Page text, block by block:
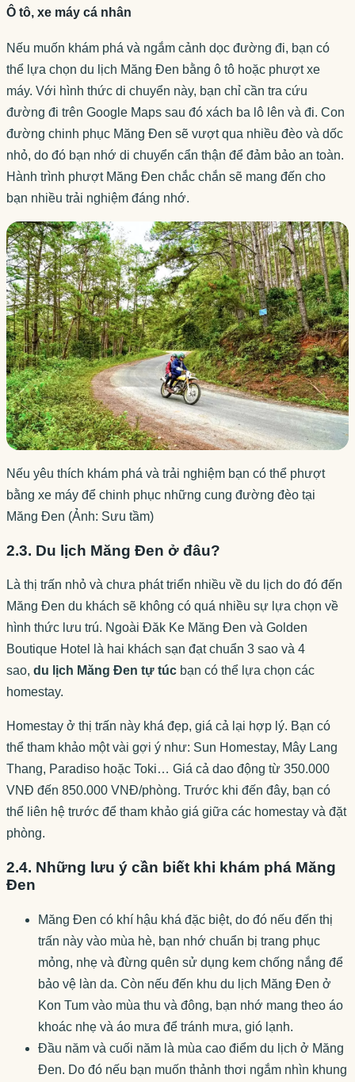
Ô tô, xe máy cá nhân
Nếu muốn khám phá và ngắm cảnh dọc đường đi, bạn có
thể lựa chọn du lịch Măng Đen bằng ô tô hoặc phượt xe
máy. Với hình thức di chuyển này, bạn chỉ cần tra cứu
đường đi trên Google Maps sau đó xách ba lô lên và đi. Con
đường chinh phục Măng Đen sẽ vượt qua nhiều đèo và dốc
nhỏ, do đó bạn nhớ di chuyển cẩn thận để đảm bảo an toàn.
Hành trình phượt Măng Đen chắc chắn sẽ mang đến cho
bạn nhiều trải nghiệm đáng nhớ.
Nếu yêu thích khám phá và trải nghiệm bạn có thể phượt
bằng xe máy để chinh phục những cung đường đèo tại
Măng Đen (Ảnh: Sưu tầm)
2.3. Du lịch Măng Đen ở đâu?
Là thị trấn nhỏ và chưa phát triển nhiều về du lịch do đó đến
Măng Đen du khách sẽ không có quá nhiều sự lựa chọn về
hình thức lưu trú. Ngoài Đăk Ke Măng Đen và Golden
Boutique Hotel là hai khách sạn đạt chuẩn 3 sao và 4
sao, du lịch Măng Đen tự túc bạn có thể lựa chọn các
homestay.
Homestay ở thị trấn này khá đẹp, giá cả lại hợp lý. Bạn có
thể tham khảo một vài gợi ý như: Sun Homestay, Mây Lang
Thang, Paradiso hoặc Toki… Giá cả dao động từ 350.000
VNĐ đến 850.000 VNĐ/phòng. Trước khi đến đây, bạn có
thể liên hệ trước để tham khảo giá giữa các homestay và đặt
phòng.
2.4. Những lưu ý cần biết khi khám phá Măng
Đen
Măng Đen có khí hậu khá đặc biệt, do đó nếu đến thị
trấn này vào mùa hè, bạn nhớ chuẩn bị trang phục
mỏng, nhẹ và đừng quên sử dụng kem chống nắng để
bảo vệ làn da. Còn nếu đến khu du lịch Măng Đen ở
Kon Tum vào mùa thu và đông, bạn nhớ mang theo áo
khoác nhẹ và áo mưa để tránh mưa, gió lạnh.
Đầu năm và cuối năm là mùa cao điểm du lịch ở Măng
Đen. Do đó nếu bạn muốn thảnh thơi ngắm nhìn khung